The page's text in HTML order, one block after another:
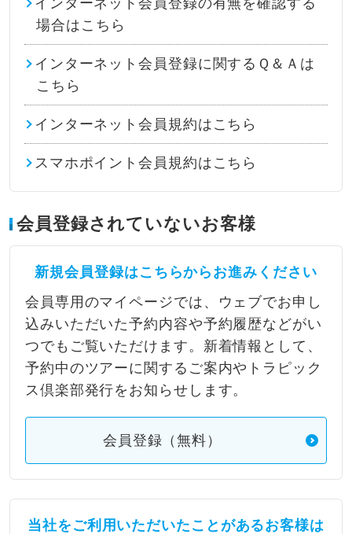
インターネット会員登録の有無を確認する
場合はこちら
インターネット会員登録に関するＱ＆Ａは
こちら
インターネット会員規約はこちら
スマホポイント会員規約はこちら
会員登録されていないお客様
新規会員登録はこちらからお進みください
会員専用のマイページでは、ウェブでお申し
込みいただいた予約内容や予約履歴などがい
つでもご覧いただけます。新着情報として、
予約中のツアーに関するご案内やトラピック
ス倶楽部発行をお知らせします。
会員登録（無料）
当社をご利用いただいたことがあるお客様は